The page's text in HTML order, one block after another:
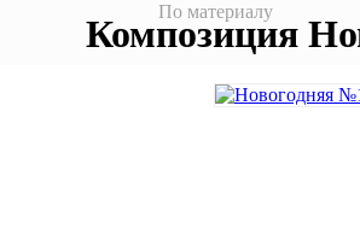
По материалу
Композиция